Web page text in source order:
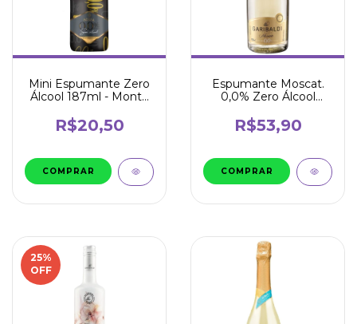
Mini Espumante Zero
Álcool 187ml - Monte
R$20,50
Espumante Moscat.
0,0% Zero Álcool
R$53,90
25%
OFF